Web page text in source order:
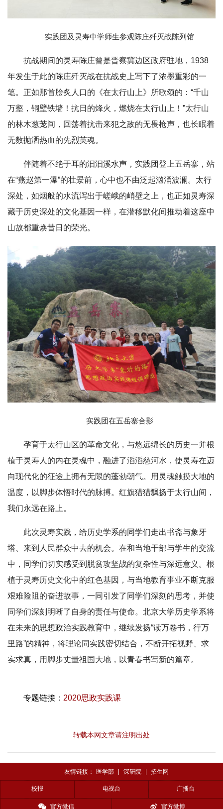
实践团及灵寿中学师生参观陈庄歼灭战陈列馆
抗战期间的灵寿陈庄曾是晋察冀边区政府驻地，1938
年发生于此的陈庄歼灭战在抗战史上写下了浓墨重彩的一
笔。正如那首脍炙人口的《在太行山上》所歌颂的：“千山
万壑，铜壁铁墙！抗日的烽火，燃烧在太行山上！”太行山
的林木葱茏间，回荡着抗击来犯之敌的无畏枪声，也长眠着
无数抛洒热血的先烈英魂。
伴随着不绝于耳的汩汩溪水声，实践团登上五岳寨，站
在“燕赵第一瀑”的壮景前，心中也不由泛起汹涌波澜。太行
深处，如烟般的水流泻出于嵯峨的峭壁之上，也正如灵寿深
藏于历史深处的文化基因一样，在潜移默化间推动着这座中
山故都重焕昔日的荣光。
实践团在五岳寨合影
孕育于太行山区的革命文化，与悠远绵长的历史一并根
植于灵寿人的内在灵魂中，融进了滔滔慈河水，使灵寿在迈
向现代化的征途上拥有无限的蓬勃朝气。用灵魂触摸大地的
温度，以脚步体悟时代的脉搏。红旗猎猎飘扬于太行山间，
我们永远在路上。
此次灵寿实践，给历史学系的同学们走出书斋与象牙
塔、来到人民群众中去的机会。在和当地干部与学生的交流
中，同学们切实感受到脱贫攻坚战的复杂性与深远意义。根
植于灵寿历史文化中的红色基因，与当地教育事业不断克服
艰难险阻的奋进故事，一同引发了同学们深刻的思考，并使
同学们深刻明晰了自身的责任与使命。北京大学历史学系将
在未来的思想政治实践教育中，继续发扬“读万卷书，行万
里路”的精神，将理论同实践密切结合，不断开拓视野、求
实求真，用脚步丈量祖国大地，以青春书写新的篇章。
专题链接： 2020思政实践课
转载本网文章请注明出处
友情链接： 医学部 深研院 招生网
校报 电视台 广播台
官方微信 官方微博